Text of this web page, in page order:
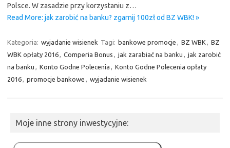
Polsce. W zasadzie przy korzystaniu z…
Read More: jak zarobić na banku? zgarnij 100zł od BZ WBK! »
Kategoria: wyjadanie wisienek Tagi: bankowe promocje , BZ WBK , BZ
WBK opłaty 2016, Comperia Bonus , jak zarabiać na banku , jak zarobić
na banku , Konto Godne Polecenia , Konto Godne Polecenia opłaty
2016, promocje bankowe , wyjadanie wisienek
Moje inne strony inwestycyjne: